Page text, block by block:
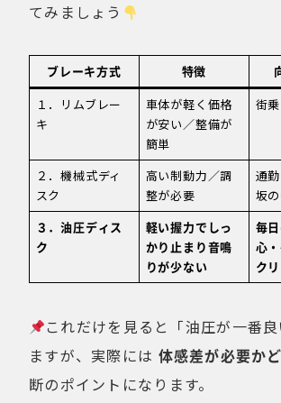
てみましょう
ブレーキ方式 特徴
１．リムブレー
キ
車体が軽く価格
が安い／整備が
簡単
街
２．機械式ディ
スク
高い制動力／調
整が必要
通
坂
３．油圧ディス
ク
軽い握力でしっ
かり止まり音鳴
りが少ない
毎
心
ク
これだけを見ると「油圧が一番
ますが、実際には 体感差が必要か
断のポイントになります。